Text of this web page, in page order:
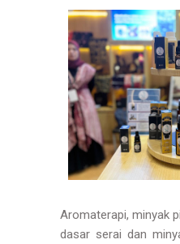
Aromaterapi, minyak
dasar serai dan